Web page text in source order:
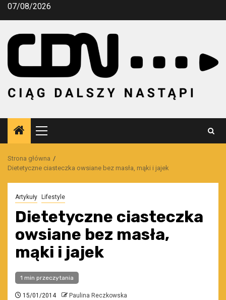
Przejdź
07/08/2026
Menu
główne
Strona główna
Dietetyczne ciasteczka owsiane bez masła, mąki i jajek
Artykuły Lifestyle
Dietetyczne ciasteczka
owsiane bez masła,
mąki i jajek
1 min przeczytania
15/01/2014 Paulina Reczkowska